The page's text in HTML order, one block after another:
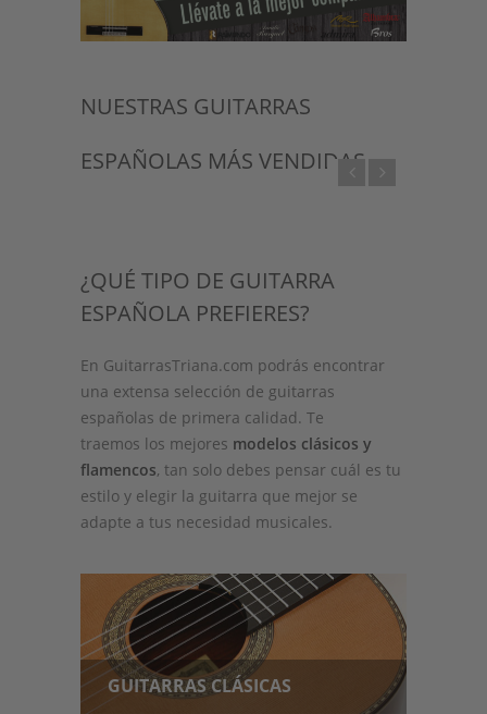
NUESTRAS GUITARRAS
ESPAÑOLAS MÁS VENDIDAS
FRANCISCO BROS
Guitarra Bros B40F
508.00 €
ALHAMBRA
Guitarra Alhambra 3F
584.00€
¿QUÉ TIPO DE GUITARRA
ESPAÑOLA PREFIERES?
En GuitarrasTriana.com podrás encontrar
una extensa selección de guitarras
españolas de primera calidad. Te
traemos los mejores modelos clásicos y
flamencos, tan solo debes pensar cuál es tu
estilo y elegir la guitarra que mejor se
adapte a tus necesidad musicales.
GUITARRAS CLÁSICAS